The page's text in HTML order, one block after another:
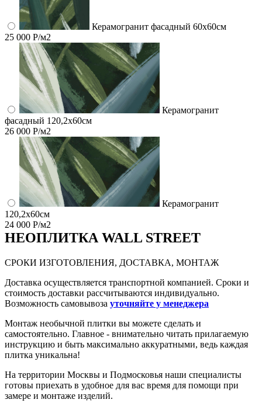
Керамогранит фасадный 60x60см
25 000 Р/м2
Керамогранит
фасадный 120,2x60см
26 000 Р/м2
Керамогранит
120,2x60см
24 000 Р/м2
НЕОПЛИТКА WALL STREET
СРОКИ ИЗГОТОВЛЕНИЯ, ДОСТАВКА, МОНТАЖ
Доставка осуществляется транспортной компанией. Сроки и
стоимость доставки рассчитываются индивидуально.
Возможность самовывоза уточняйте у менеджера
Монтаж необычной плитки вы можете сделать и
самостоятельно. Главное - внимательно читать прилагаемую
инструкцию и быть максимально аккуратными, ведь каждая
плитка уникальна!
На территории Москвы и Подмосковья наши специалисты
готовы приехать в удобное для вас время для помощи при
замере и монтаже изделий.